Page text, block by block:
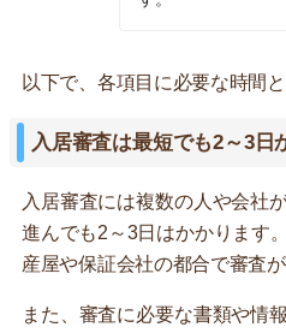
以下で、各項目に必要な時間
入居審査は最短でも2～3日
入居審査には複数の人や会社
進んでも2～3日はかかります
産屋や保証会社の都合で審査
また、審査に必要な書類や情